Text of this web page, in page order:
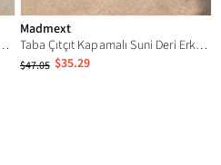
Suni Deri Erkek Kartlık 7261
Madmext
Taba Çıtçıt Kapamalı Suni Deri Erkek Kartlık 7261
$35.29
$47.05